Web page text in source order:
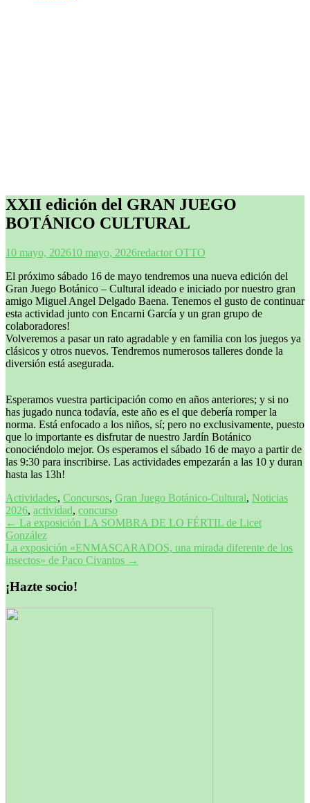
XXII edición del GRAN JUEGO
BOTÁNICO CULTURAL
10 mayo, 202610 mayo, 2026redactor OTTO
El próximo sábado 16 de mayo tendremos una nueva edición del
Gran Juego Botánico – Cultural ideado e iniciado por nuestro gran
amigo Miguel Angel Delgado Baena. Tenemos el gusto de continuar
esta actividad junto con Encarni García y un gran grupo de
colaboradores!
Volveremos a pasar un rato agradable y en familia con los juegos ya
clásicos y otros nuevos. Tendremos numerosos talleres donde la
diversión está asegurada.
Esperamos vuestra participación como en años anteriores; y si no
has jugado nunca todavía, este año es el que debería romper la
norma. Está enfocado a los niños, sí; pero no exclusivamente, puesto
que lo importante es disfrutar de nuestro Jardín Botánico
conociéndolo mejor. Os esperamos el sábado 16 de mayo a partir de
las 9:30 para inscribirse. Las actividades empezarán a las 10 y duran
hasta las 13h!
Actividades, Concursos, Gran Juego Botánico-Cultural, Noticias
2026, actividad, concurso
Navegación
de
entradas
← La exposición LA SOMBRA DE LO FÉRTIL de Licet
González
La exposición «ENMASCARADOS, una mirada diferente de los
insectos» de Paco Civantos →
¡Hazte socio!